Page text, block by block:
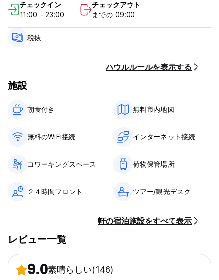
ていて、静かで完全に静寂に包まれています。
Wi-Fiインターネット接続、室内ケーブルテレビ、電話受付、電子
金庫、無料収納が備わっています。
チェックアウト時間は午前9時です
到着時にクレジットカードでお支払いください。この施設では、
到着前にカードの事前承認を行う場合があります
税金は含まれておりません。
一般的な
家族経営のホステルで、お子様連れも大歓迎です。ペットを連れ
現時点では快適な体験を保証するための設備が整っていません。
(Auto-translated from original language)
チェックイン
11:00 - 23:00
チェックアウト
までの 09:00
税抜
ハウルルールを表示する
施設
朝食付き‎ 無料市内地図
無料のWiFi接続 インターネット接続
コワーキングスペース 荷物保管場所
２４時間フロント ツアー/観光デスク
軒の宿泊施設をすべて表示
レビュー一覧
9.0素晴らしい(146)